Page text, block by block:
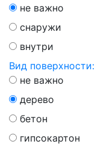
не важно
снаружи
внутри
Вид поверхности:
не важно
дерево
бетон
гипсокартон